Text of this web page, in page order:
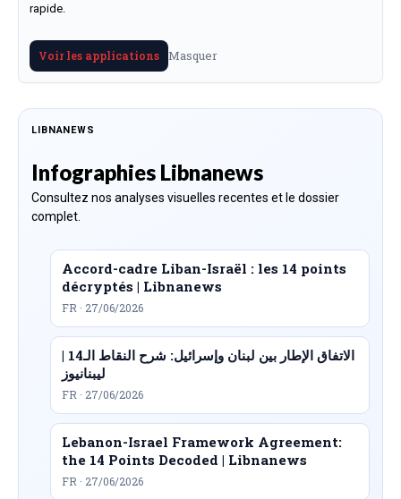
rapide.
Voir les applications Masquer
LIBNANEWS
Infographies Libnanews
Consultez nos analyses visuelles recentes et le dossier
complet.
Accord-cadre Liban-Israël : les 14 points
décryptés | Libnanews
FR · 27/06/2026
الاتفاق الإطار بين لبنان وإسرائيل: شرح النقاط الـ14 |
ليبنانيوز
FR · 27/06/2026
Lebanon-Israel Framework Agreement:
the 14 Points Decoded | Libnanews
FR · 27/06/2026